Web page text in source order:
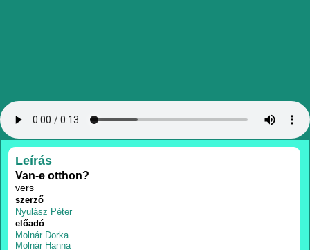
RÉSZLETEK
Leírás
Van-e otthon?
vers
szerző
Nyulász Péter
előadó
Molnár Dorka
Molnár Hanna